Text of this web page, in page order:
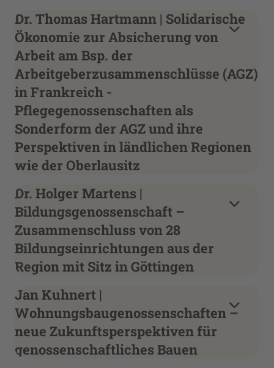
Dr. Thomas Hartmann | Solidarische
Ökonomie zur Absicherung von
Arbeit am Bsp. der
Arbeitgeberzusammenschlüsse (AGZ)
in Frankreich -
Pflegegenossenschaften als
Sonderform der AGZ und ihre
Perspektiven in ländlichen Regionen
wie der Oberlausitz
Dr. Holger Martens |
Bildungsgenossenschaft –
Zusammenschluss von 28
Bildungseinrichtungen aus der
Region mit Sitz in Göttingen
Jan Kuhnert |
Wohnungsbaugenossenschaften –
neue Zukunftsperspektiven für
genossenschaftliches Bauen